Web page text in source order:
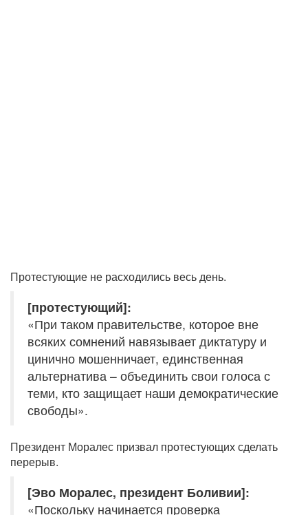
Протестующие не расходились весь день.
[протестующий]:
«При таком правительстве, которое вне
всяких сомнений навязывает диктатуру и
цинично мошенничает, единственная
альтернатива – объединить свои голоса с
теми, кто защищает наши демократические
свободы».
Президент Моралес призвал протестующих сделать
перерыв.
[Эво Моралес, президент Боливии]:
«Поскольку начинается проверка